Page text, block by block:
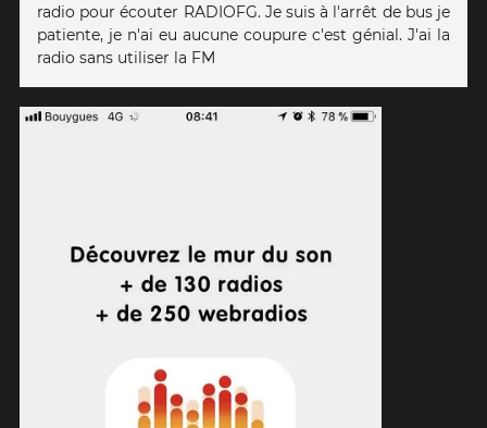
radio pour écouter RADIOFG. Je suis à l'arrêt de bus je
patiente, je n'ai eu aucune coupure c'est génial. J'ai la
radio sans utiliser la FM